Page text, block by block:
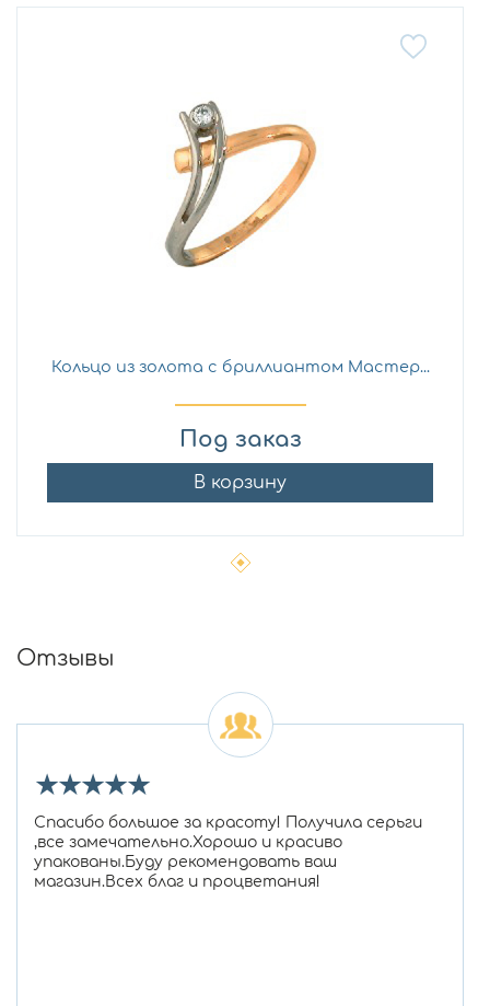
Кольцо из золота с бриллиантом Мастер...
Под заказ
В корзину
Отзывы
★★★★★
Спасибо большое за красоту! Получила серьги
,все замечательно.Хорошо и красиво
упакованы.Буду рекомендовать ваш
магазин.Всех благ и процветания!